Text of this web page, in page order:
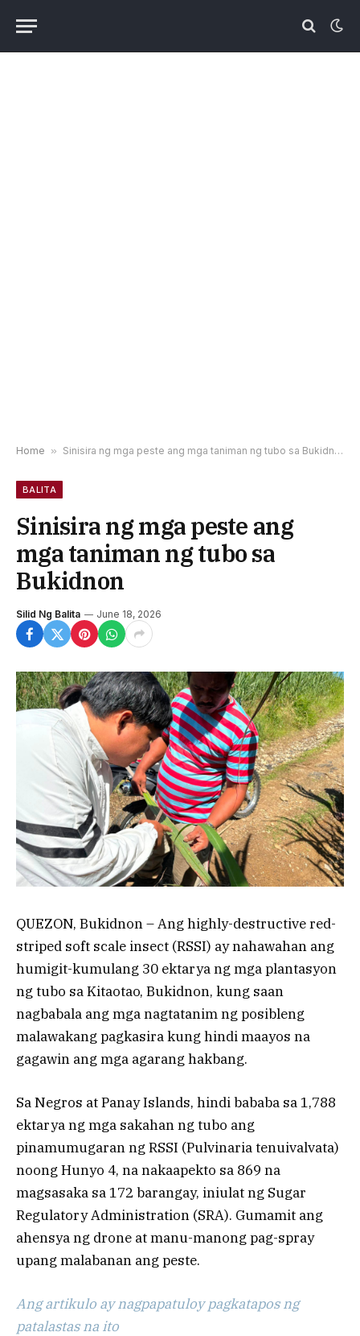
Home » Sinisira ng mga peste ang mga taniman ng tubo sa Bukidnon
BALITA
Sinisira ng mga peste ang
mga taniman ng tubo sa
Bukidnon
Silid Ng Balita June 18, 2026
QUEZON, Bukidnon – Ang highly-destructive red-
striped soft scale insect (RSSI) ay nahawahan ang
humigit-kumulang 30 ektarya ng mga plantasyon
ng tubo sa Kitaotao, Bukidnon, kung saan
nagbabala ang mga nagtatanim ng posibleng
malawakang pagkasira kung hindi maayos na
gagawin ang mga agarang hakbang.
Sa Negros at Panay Islands, hindi bababa sa 1,788
ektarya ng mga sakahan ng tubo ang
pinamumugaran ng RSSI (Pulvinaria tenuivalvata)
noong Hunyo 4, na nakaapekto sa 869 na
magsasaka sa 172 barangay, iniulat ng Sugar
Regulatory Administration (SRA). Gumamit ang
ahensya ng drone at manu-manong pag-spray
upang malabanan ang peste.
Ang artikulo ay nagpapatuloy pagkatapos ng
patalastas na ito